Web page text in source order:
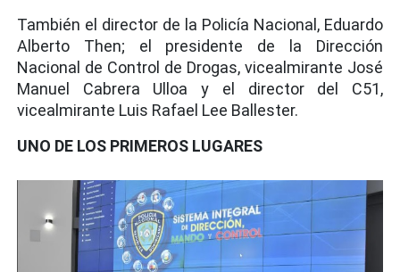
También el director de la Policía Nacional, Eduardo
Alberto Then; el presidente de la Dirección
Nacional de Control de Drogas, vicealmirante José
Manuel Cabrera Ulloa y el director del C51,
vicealmirante Luis Rafael Lee Ballester.
UNO DE LOS PRIMEROS LUGARES